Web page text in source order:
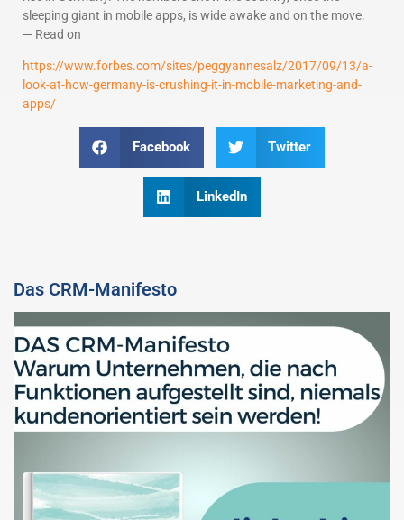
sleeping giant in mobile apps, is wide awake and on the move.
— Read on
https://www.forbes.com/sites/peggyannesalz/2017/09/13/a-
look-at-how-germany-is-crushing-it-in-mobile-marketing-and-
apps/
Facebook Twitter
LinkedIn
Das CRM-Manifesto